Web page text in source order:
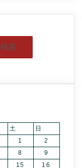
検索
土
日
1
2
8
9
15
16